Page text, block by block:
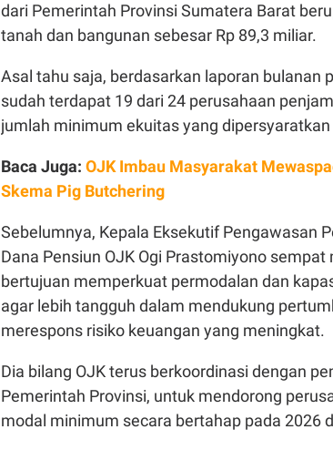
dari Pemerintah Provinsi Sumatera Barat
tanah dan bangunan sebesar Rp 89,3 miliar.
Asal tahu saja, berdasarkan laporan bulanan
sudah terdapat 19 dari 24 perusahaan
jumlah minimum ekuitas yang dipersyaratkan
Baca Juga: OJK Imbau Masyarakat
Skema Pig Butchering
Sebelumnya, Kepala Eksekutif Pengawasan
Dana Pensiun OJK Ogi Prastomiyono
bertujuan memperkuat permodalan dan
agar lebih tangguh dalam mendukung
merespons risiko keuangan yang meningkat.
Dia bilang OJK terus berkoordinasi dengan
Pemerintah Provinsi, untuk mendorong
modal minimum secara bertahap pada 2026